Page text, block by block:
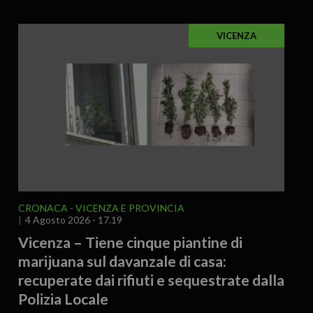
VICENZA
CRONACA
VICENZA E PROVINCIA
4 Agosto 2026 - 17.19
Vicenza – Tiene cinque piantine di
marijuana sul davanzale di casa:
recuperate dai rifiuti e sequestrate dalla
Polizia Locale